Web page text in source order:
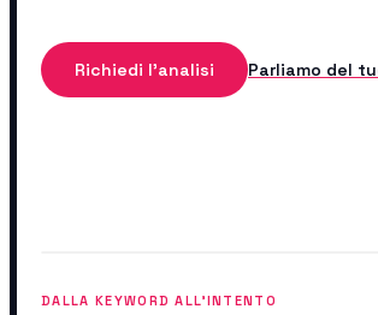
Richiedi l'analisi Parliamo del
DALLA KEYWORD ALL'INTENTO